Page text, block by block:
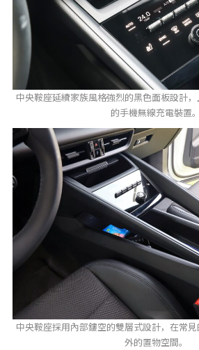
中央鞍座延續家族風格強烈的黑色面板設計
的手機無線充電裝置。
中央鞍座採用內部鏤空的雙層式設計，在常
外的置物空間。